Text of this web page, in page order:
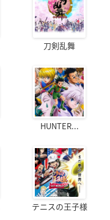
刀剣乱舞
HUNTER...
テニスの王子様